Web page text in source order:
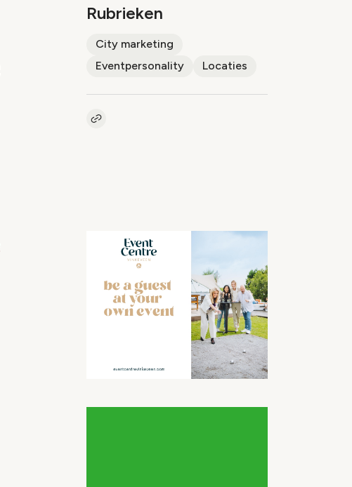
Rubrieken
City marketing
Eventpersonality
Locaties
Kopieer link naar artikel